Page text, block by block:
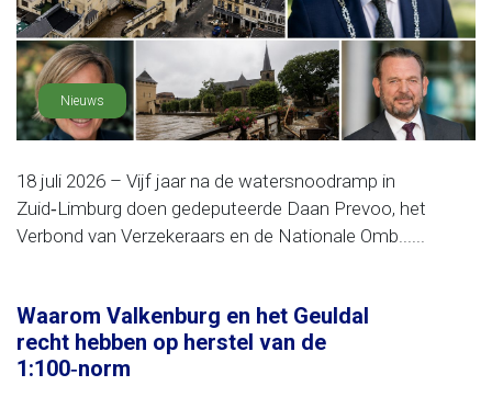
Nieuws
18 juli 2026 – Vijf jaar na de watersnoodramp in
Zuid‑Limburg doen gedeputeerde Daan Prevoo, het
Verbond van Verzekeraars en de Nationale Omb......
Waarom Valkenburg en het Geuldal
recht hebben op herstel van de
1:100‑norm